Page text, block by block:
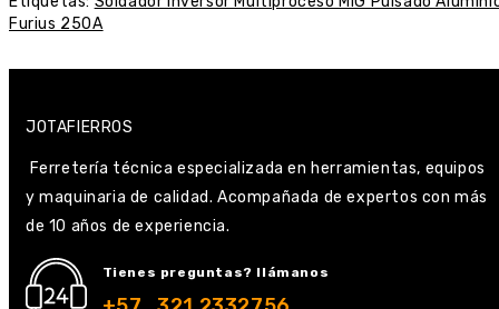
Furius 250A
JOTAFIERROS
Ferretería técnica especializada en herramientas, equipos
y maquinaria de calidad. Acompañada de expertos con más
de 10 años de experiencia.
Tienes preguntas? llámanos